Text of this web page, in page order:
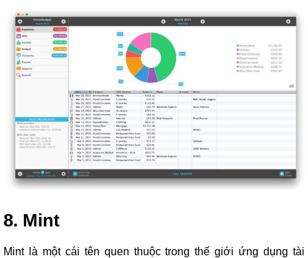
8. Mint
Mint là một cái tên quen thuộc trong thế giới ứng dụng tài